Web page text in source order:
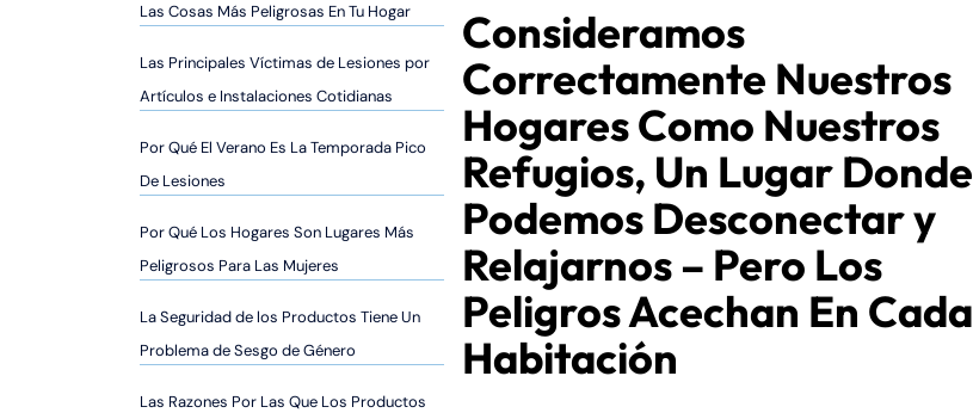
a
d
o
d
e
P
so
n
Inj
ur
Las Cosas Más Peligrosas En Tu Hogar
Las Principales Víctimas de Lesiones por
Artículos e Instalaciones Cotidianas
Por Qué El Verano Es La Temporada Pico
De Lesiones
Por Qué Los Hogares Son Lugares Más
Peligrosos Para Las Mujeres
La Seguridad de los Productos Tiene Un
Problema de Sesgo de Género
Las Razones Por Las Que Los Productos
Consideramos
Correctamente Nuestros
Hogares Como Nuestros
Refugios, Un Lugar Donde
Podemos Desconectar y
Relajarnos – Pero Los
Peligros Acechan En Cada
Habitación